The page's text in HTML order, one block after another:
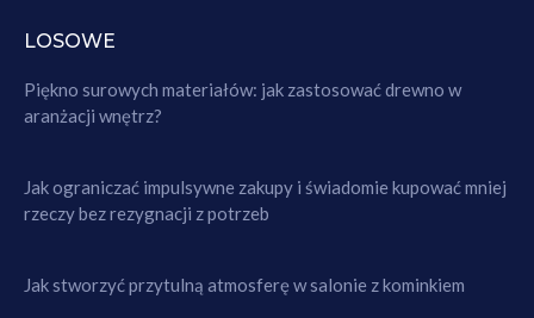
LOSOWE
Piękno surowych materiałów: jak zastosować drewno w
aranżacji wnętrz?
Jak ograniczać impulsywne zakupy i świadomie kupować mniej
rzeczy bez rezygnacji z potrzeb
Jak stworzyć przytulną atmosferę w salonie z kominkiem